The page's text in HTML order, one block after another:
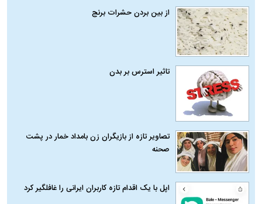
از بین بردن حشرات برنج
تاثیر استرس بر بدن
تصاویر تازه از بازیگران زن بامداد خمار در پشت
صحنه
اپل با یک اقدام تازه کاربران ایرانی را غافلگیر کرد